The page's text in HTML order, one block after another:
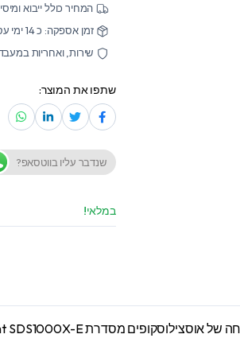
המחיר כולל ייבוא
זמן אספקה: כ 14 ימי עסקים
שירות, ואחריות
שתפו את המוצר:
שנדבר עליו בווטסאפ?
במלאי!